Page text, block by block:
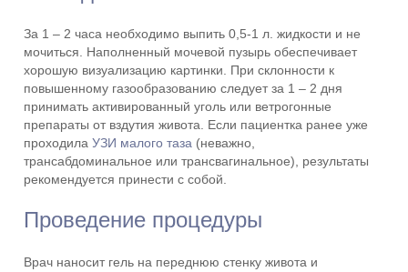
За 1 – 2 часа необходимо выпить 0,5-1 л. жидкости и не
мочиться. Наполненный мочевой пузырь обеспечивает
хорошую визуализацию картинки. При склонности к
повышенному газообразованию следует за 1 – 2 дня
принимать активированный уголь или ветрогонные
препараты от вздутия живота. Если пациентка ранее уже
проходилаУЗИ малого таза (неважно,
трансабдоминальное или трансвагинальное), результаты
рекомендуется принести с собой.
Проведение процедуры
Врач наносит гель на переднюю стенку живота и